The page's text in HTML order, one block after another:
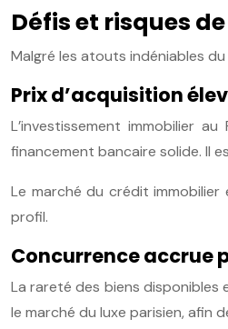
Défis et risques
Malgré les atouts indéniables
Prix d’acquisition
L’investissement immobilier
financement bancaire solide. Il
Le marché du crédit
profil.
Concurrence accrue
La rareté des biens disponibles
le marché du luxe parisien, afin